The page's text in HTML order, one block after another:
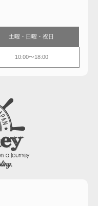
土曜・ 日曜・祝日
10:00〜18:00